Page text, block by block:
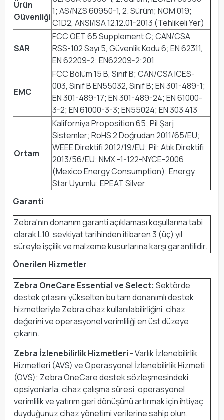
Ürün
Güvenliği
1; AS/NZS 60950-1, 2. Sürüm; NOM 019;
C1D2, ANSI/ISA 12.12.01-2013 (Tehlikeli Yer)
SAR
FCC OET 65 Supplement C; CAN/CSA
RSS-102 Sayı 5, Güvenlik Kodu 6; EN 62311,
EN 62209-2; EN62209-2:201
EMC
FCC Bölüm 15 B, Sınıf B; CAN/CSA ICES-
003, Sınıf B EN55032, Sınıf B; EN 301-489-1;
EN 301-489-17; EN 301-489-24; EN 61000-
3-2; EN 61000-3-3; EN55024; EN 303 413
Ortam
Kaliforniya Proposition 65; Pil Şarj
Sistemler; RoHS 2 Doğrudan 2011/65/EU;
WEEE Direktifi 2012/19/EU; Pil: Atık Direktifi
2013/56/EU; NMX -1-122-NYCE-2006
(Mexico Energy Consumption); Energy
Star Uyumlu; EPEAT Silver
Garanti
Zebra'nın donanım garanti açıklaması koşullarına tabi
olarak L10, sevkiyat tarihinden itibaren 3 (üç) yıl
süreyle işçilik ve malzeme kusurlarına karşı garantilidir.
Önerilen Hizmetler
Zebra OneCare Essential ve Select: Sektörde
destek çıtasını yükselten bu tam donanımlı destek
hizmetleriyle Zebra cihaz kullanılabilirliğini, cihaz
değerini ve operasyonel verimliliği en üst düzeye
çıkarın.
Zebra İzlenebilirlik Hizmetleri - Varlık İzlenebilirlik
Hizmetleri (AVS) ve Operasyonel İzlenebilirlik Hizmeti
(OVS): Zebra OneCare destek sözleşmesindeki
opsiyonlarla, cihaz çalışma süresi, operasyonel
verimlilik ve yatırım geri dönüşünü artırmak için ihtiyaç
duyduğunuz cihaz yönetimi verilerine sahip olun.